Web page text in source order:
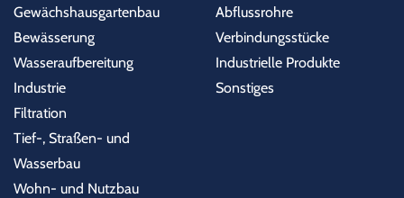
Gewächshausgartenbau
Bewässerung
Wasseraufbereitung
Industrie
Filtration
Tief-, Straßen- und
Wasserbau
Wohn- und Nutzbau
Abflussrohre
Verbindungsstücke
Industrielle Produkte
Sonstiges